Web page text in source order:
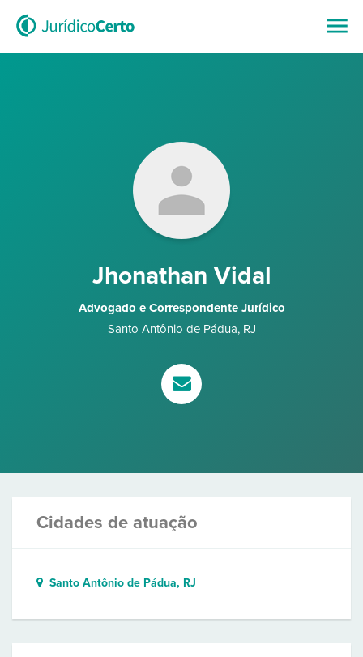
Jhonathan Vidal
Advogado e Correspondente Jurídico
Santo Antônio de Pádua, RJ
Cidades de atuação
Santo Antônio de Pádua, RJ